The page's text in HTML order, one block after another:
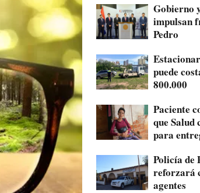
Gobierno
impulsan
Pedro
puede
800.000
Paciente
que Salud
para
Policía de
reforzará
agentes